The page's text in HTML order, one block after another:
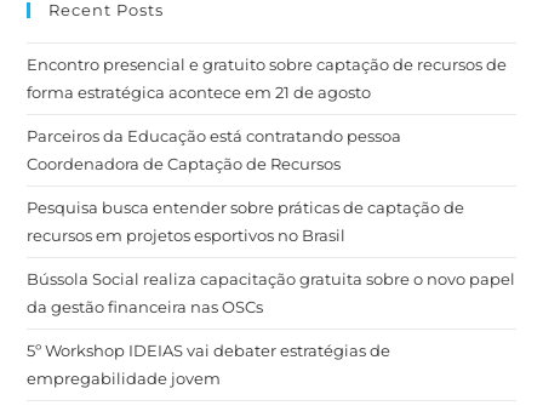
Recent Posts
Encontro presencial e gratuito sobre captação de recursos de
forma estratégica acontece em 21 de agosto
Parceiros da Educação está contratando pessoa
Coordenadora de Captação de Recursos
Pesquisa busca entender sobre práticas de captação de
recursos em projetos esportivos no Brasil
Bússola Social realiza capacitação gratuita sobre o novo papel
da gestão financeira nas OSCs
5º Workshop IDEIAS vai debater estratégias de
empregabilidade jovem